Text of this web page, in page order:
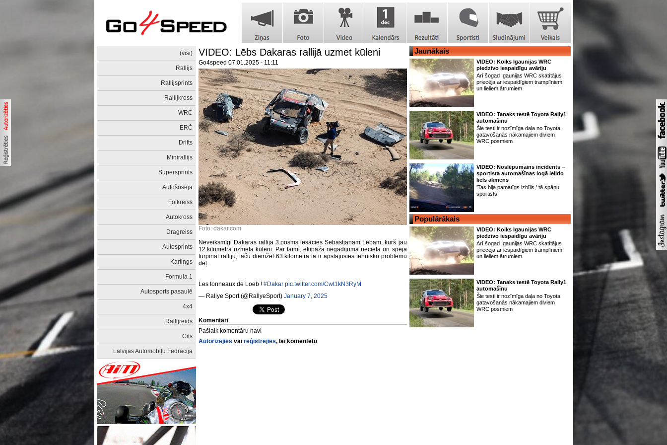
(visi)
Rallijs
Rallijsprints
Rallijkross
WRC
ERČ
Drifts
Minirallijs
Supersprints
Autošoseja
Folkreiss
Autokross
Dragreiss
Autosprints
Kartings
Formula 1
Autosports pasaulē
4x4
Rallijreids
Cits
Latvijas Automobiļu Fedrācija
VIDEO: Lēbs Dakaras rallijā uzmet kūleni
Go4speed 07.01.2025 - 11:11
Foto: dakar.com
Neveiksmīgi Dakaras rallija 3.posms iesācies Sebastjanam Lēbam, kurš jau
12.kilometrā uzmeta kūleni. Par laimi, ekipāža negadījumā necieta un spēja
turpināt ralliju, taču diemžēl 63.kilometrā tā ir apstājusies tehnisku problēmu
dēļ.
Les tonneaux de Loeb ! #Dakar pic.twitter.com/Cwt1kN3RyM
— Rallye Sport (@RallyeSport) January 7, 2025
Komentāri
Pašlaik komentāru nav!
Autorizējies vai reģistrējies, lai komentētu
Jaunākais
VIDEO: Koiks Igaunijas WRC
piedzīvo iespaidīgu avāriju
Arī šogad Igaunijas WRC skatītājus
priecēja ar iespaidīgiem tramplīniem
un lieliem ātrumiem
VIDEO: Tanaks testē Toyota Rally1
automašīnu
Šie testi ir nozīmīga daļa no Toyota
gatavošanās nākamajiem diviem
WRC posmiem
VIDEO: Noslēpumains incidents –
sportista automašīnas logā ielido
liels akmens
'Tas bija pamatīgs izbīlis,' tā spāņu
sportists
Populārākais
VIDEO: Koiks Igaunijas WRC
piedzīvo iespaidīgu avāriju
Arī šogad Igaunijas WRC skatītājus
priecēja ar iespaidīgiem tramplīniem
un lieliem ātrumiem
VIDEO: Tanaks testē Toyota Rally1
automašīnu
Šie testi ir nozīmīga daļa no Toyota
gatavošanās nākamajiem diviem
WRC posmiem